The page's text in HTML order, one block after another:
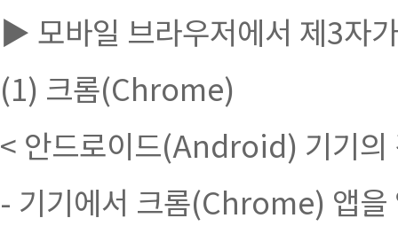
▶ 모바일 브라우저에서 제3자
(1) 크롬(Chrome)
< 안드로이드(Android) 기기의
- 기기에서 크롬(Chrome) 앱을